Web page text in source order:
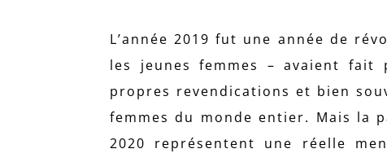
L’année 2019 fut une année de
les jeunes femmes – avaient
propres revendications et bien
femmes du monde entier. Mais la
2020 représentent une réelle